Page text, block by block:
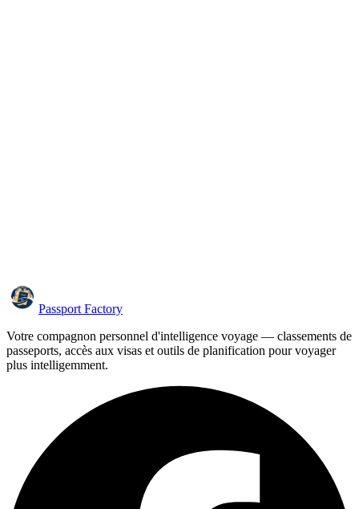
Passport Factory
Votre compagnon personnel d'intelligence voyage — classements de
passeports, accès aux visas et outils de planification pour voyager
plus intelligemment.